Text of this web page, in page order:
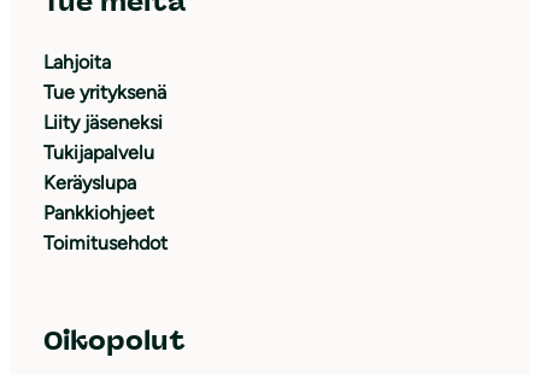
Lahjoita
Tue yrityksenä
Liity jäseneksi
Tukijapalvelu
Keräyslupa
Pankkiohjeet
Toimitusehdot
Oikopolut